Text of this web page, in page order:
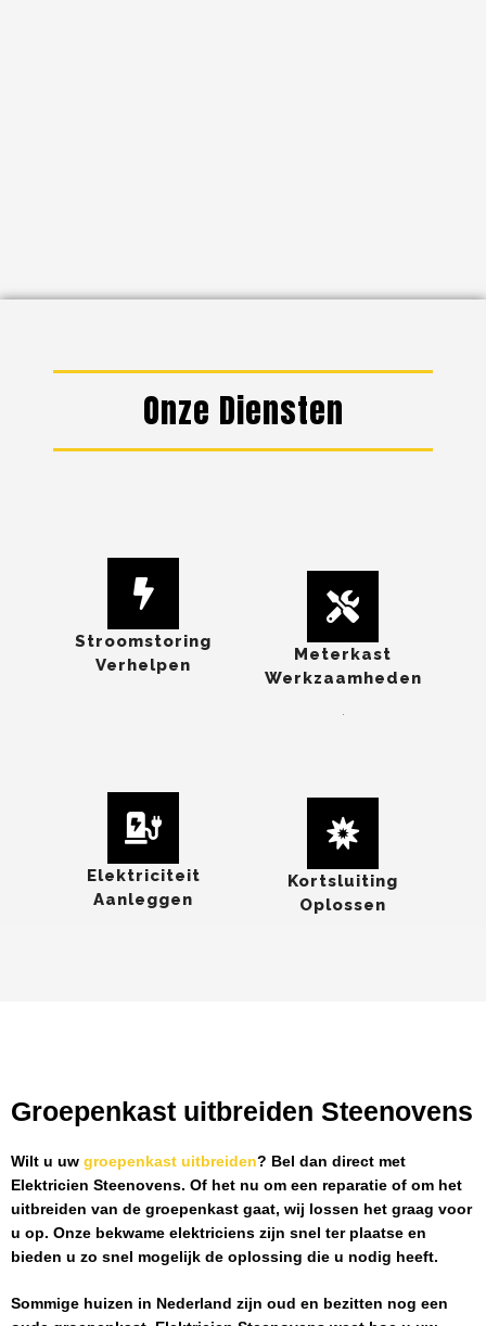
Onze Diensten
Stroomstoring
Verhelpen
Meterkast
Werkzaamheden
Elektriciteit
Aanleggen
Kortsluiting
Oplossen
Groepenkast uitbreiden Steenovens
Wilt u uw groepenkast uitbreiden? Bel dan direct met
Elektricien Steenovens. Of het nu om een reparatie of om het
uitbreiden van de groepenkast gaat, wij lossen het graag voor
u op. Onze bekwame elektriciens zijn snel ter plaatse en
bieden u zo snel mogelijk de oplossing die u nodig heeft.
Sommige huizen in Nederland zijn oud en bezitten nog een